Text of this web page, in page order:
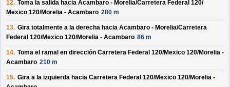
12. Toma la salida hacia Acambaro - Morelia/Carretera Federal 120/
Mexico 120/Morelia - Acambaro 280 m
13. Gira totalmente a la derecha hacia Acambaro - Morelia/Carretera
Federal 120/Mexico 120/Morelia - Acambaro 86 m
14. Toma el ramal en dirección Carretera Federal 120/Mexico 120/Morelia -
Acambaro 210 m
15. Gira a la izquierda hacia Carretera Federal 120/Mexico 120/Morelia -